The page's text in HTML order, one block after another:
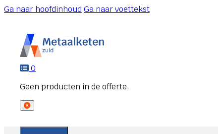
Ga naar hoofdinhoudGa naar voettekst
0